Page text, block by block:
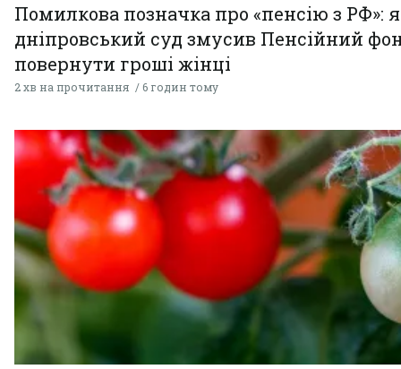
Помилкова позначка про «пенсію з РФ»:
дніпровський суд змусив Пенсійний
повернути гроші жінці
2 хв на прочитання 6 годин тому